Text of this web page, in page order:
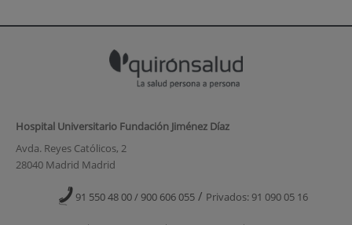
Hospital Universitario Fundación Jiménez Díaz
Avda. Reyes Católicos, 2
28040 Madrid Madrid
91 550 48 00 / 900 606 055 / Privados: 91 090 05 16